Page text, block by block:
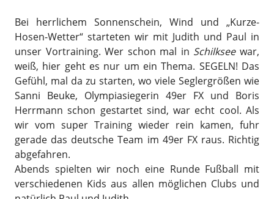
Bei herrlichem Sonnenschein, Wind und „Kurze-
Hosen-Wetter“ starteten wir mit Judith und Paul in
unser Vortraining. Wer schon mal in Schilkseewar,
weiß, hier geht es nur um ein Thema. SEGELN! Das
Gefühl, mal da zu starten, wo viele Seglergrößen wie
Sanni Beuke, Olympiasiegerin 49er FX und Boris
Herrmann schon gestartet sind, war echt cool. Als
wir vom super Training wieder rein kamen, fuhr
gerade das deutsche Team im 49er FX raus. Richtig
abgefahren.
Abends spielten wir noch eine Runde Fußball mit
verschiedenen Kids aus allen möglichen Clubs und